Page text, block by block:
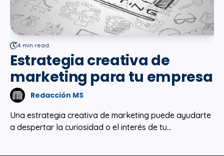
4 min read.
Estrategia creativa de
marketing para tu empresa
Redacción MS
Una estrategia creativa de marketing puede ayudarte
a despertar la curiosidad o el interés de tu...